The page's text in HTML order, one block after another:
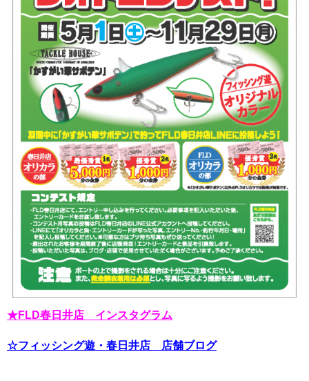
★FLD春日井店 インスタグラム
☆フィッシング遊・春日井店 店舗ブログ